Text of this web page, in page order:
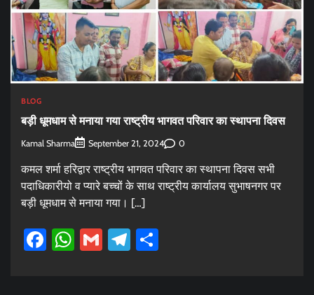
BLOG
बड़ी धूमधाम से मनाया गया राष्ट्रीय भागवत परिवार का स्थापना दिवस
Kamal Sharma September 21, 2024 0
कमल शर्मा हरिद्वार राष्ट्रीय भागवत परिवार का स्थापना दिवस सभी
पदाधिकारीयो व प्यारे बच्चों के साथ राष्ट्रीय कार्यालय सुभाषनगर पर
बड़ी धूमधाम से मनाया गया। […]
Facebook
WhatsApp
GmailTelegram